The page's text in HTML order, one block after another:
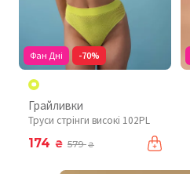
Фан Дні -70%
Грайливки
Труси стрінги високі 102PL
174 ₴ 579₴